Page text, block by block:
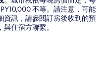
不等。請注意，可能
資訊，請參閱訂房後收到的預
住宿方聯繫。